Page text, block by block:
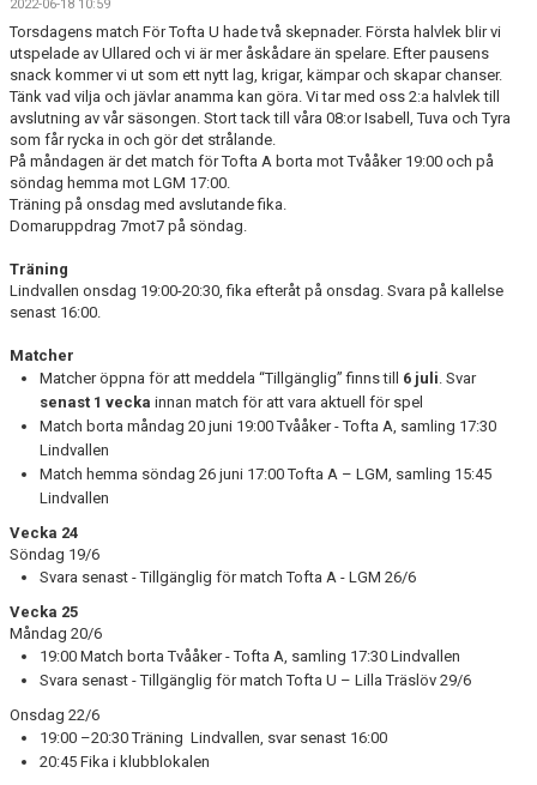
BILDGALLERI
DOKUMENT
2022-06-18 10:59
Torsdagens match För Tofta U hade två skepnader. Första halvlek blir vi
utspelade av Ullared och vi är mer åskådare än spelare. Efter pausens
snack kommer vi ut som ett nytt lag, krigar, kämpar och skapar chanser.
Tänk vad vilja och jävlar anamma kan göra. Vi tar med oss 2:a halvlek till
avslutning av vår säsongen. Stort tack till våra 08:or Isabell, Tuva och Tyra
som får rycka in och gör det strålande.
På måndagen är det match för Tofta A borta mot Tvååker 19:00 och på
söndag hemma mot LGM 17:00.
Träning på onsdag med avslutande fika.
Domaruppdrag 7mot7 på söndag.
Träning
Lindvallen onsdag 19:00-20:30, fika efteråt på onsdag. Svara på kallelse
senast 16:00.
Matcher
Matcher öppna för att meddela “Tillgänglig” finns till 6 juli. Svar
senast 1 vecka innan match för att vara aktuell för spel
Match borta måndag 20 juni 19:00 Tvååker - Tofta A, samling 17:30
Lindvallen
Match hemma söndag 26 juni 17:00 Tofta A – LGM, samling 15:45
Lindvallen
Vecka 24
Söndag 19/6
Svara senast - Tillgänglig för match Tofta A - LGM 26/6
Vecka 25
Måndag 20/6
19:00 Match borta Tvååker - Tofta A, samling 17:30 Lindvallen
Svara senast - Tillgänglig för match Tofta U – Lilla Träslöv 29/6
Onsdag 22/6
19:00 –20:30 Träning Lindvallen, svar senast 16:00
20:45 Fika i klubblokalen